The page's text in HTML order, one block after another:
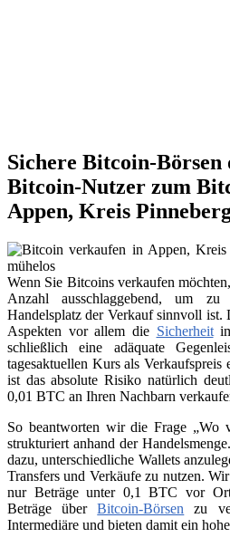
Sichere Bitcoin-
Bitcoin-Nutzer zum
Appen, Kreis
Wenn Sie Bitcoins verkaufen
Anzahl ausschlaggebend, um zu
Handelsplatz der Verkauf sinnvoll ist.
Aspekten vor allem die Sicherheit
schließlich eine adäquate
tagesaktuellen Kurs als Verkaufspreis
ist das absolute Risiko natürlich
0,01 BTC an Ihren Nachbarn
So beantworten wir die Frage „Wo
strukturiert anhand der
dazu, unterschiedliche Wallets
Transfers und Verkäufe zu nutzen.
nur Beträge unter 0,1 BTC vor
Beträge überBitcoin-Börsen zu
Intermediäre und bieten damit ein